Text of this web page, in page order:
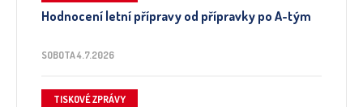
Hodnocení letní přípravy od přípravky po A-tým
SOBOTA 4.7.2026
TISKOVÉ ZPRÁVY